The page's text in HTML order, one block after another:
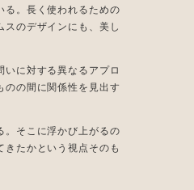
る。長く使われるための
のデザインにも、美し
に対する異なるアプロ
のの間に関係性を見出す
。そこに浮かび上がるの
たかという視点そのも